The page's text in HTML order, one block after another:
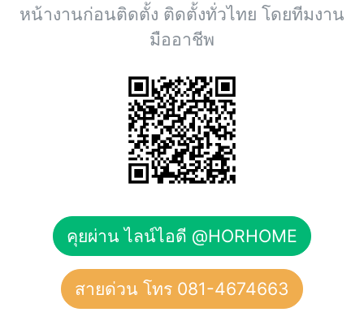
หน้างานก่อนติดตั้ง ติดตั้งทั่วไทย โดยทีมงาน
มืออาชีพ
คุยผ่าน ไลน์ไอดี @HORHOME
สายด่วน โทร 081-4674663